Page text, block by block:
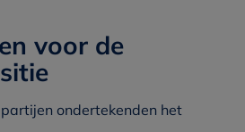
voor de
ondertekenden het